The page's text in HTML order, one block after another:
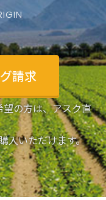
請求
の方は、アスク直
入いただけます。